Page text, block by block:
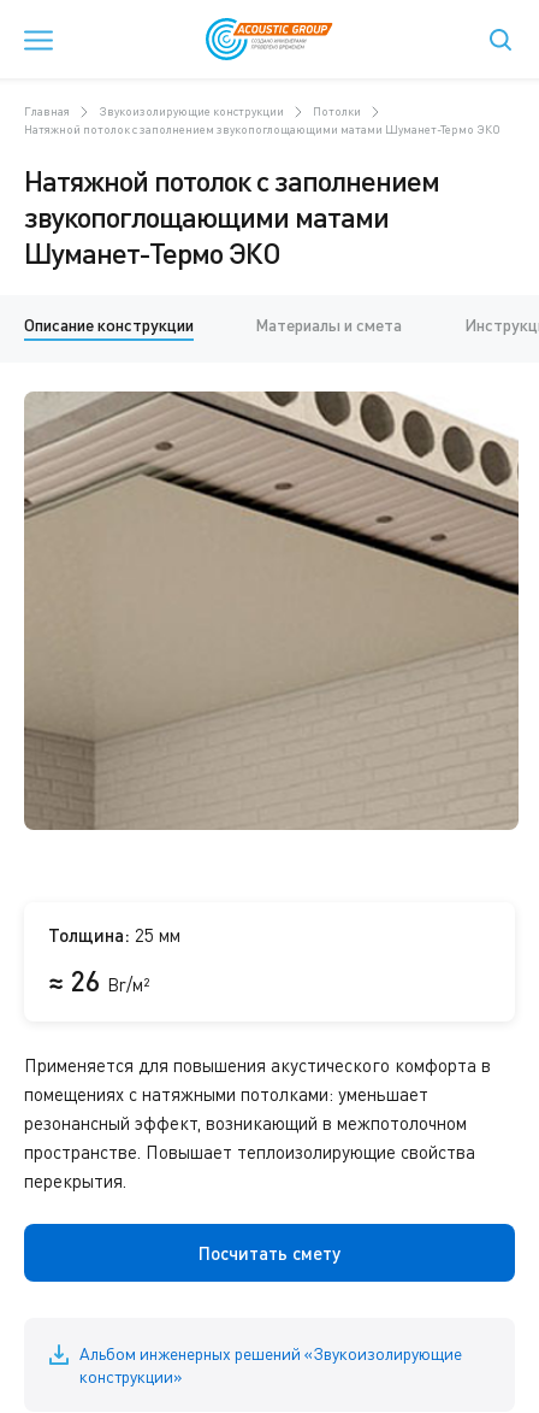
Главная Звукоизолирующие конструкции
Потолки
Натяжной потолок с заполнением звукопоглощающими матами Шуманет-Термо ЭКО
Натяжной потолок с заполнением
звукопоглощающими матами
Шуманет-Термо ЭКО
Описание конструкции Материалы и смета
Толщина: 25 мм
≈ 26 Br/м²
Применяется для повышения акустического комфорта в
помещениях с натяжными потолками: уменьшает
резонансный эффект, возникающий в межпотолочном
пространстве. Повышает теплоизолирующие свойства
перекрытия.
Посчитать смету
Альбом инженерных решений «Звукоизолирующие
конструкции»